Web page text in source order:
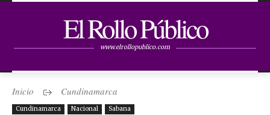
El Rollo Público
www.elrollopublico.com
Inicio Cundinamarca
Cundinamarca Nacional Sabana